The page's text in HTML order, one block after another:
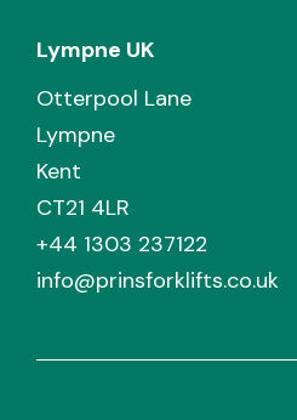
Lympne UK
Otterpool Lane
Lympne
Kent
CT21 4LR
+44 1303 237122
info@prinsforklifts.co.uk